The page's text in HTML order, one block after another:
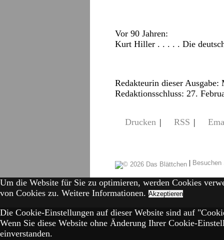
Vor 90 Jahren:
Kurt Hiller . . . . . Die
Redakteurin dieser
Redaktionsschluss: 27.
Drucken | RSS |
|
Um die Website für Sie zu optimieren, werden Cookies
von Cookies zu. Weitere Informationen. Akzeptieren
Die Cookie-Einstellungen auf dieser Website sind auf
Wenn Sie diese Website ohne Änderung Ihrer Cookie-
einverstanden.